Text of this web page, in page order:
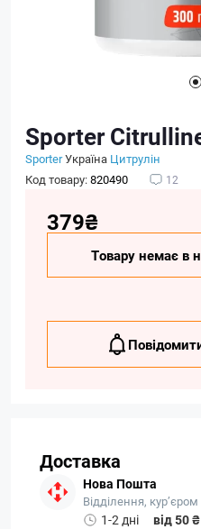
Sporter
SporterУкраїна Цитрулін
Код товару:820490 12
379₴
Товару немає в
Доставка
Нова Пошта
Відділення,
1-2 дні
від 50 ₴